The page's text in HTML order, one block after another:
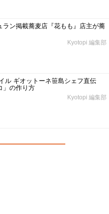
ラン掲載蕎麦店『花もも』店主が蕎
Kyotopi 編集部
ル ギオットーネ笹島シェフ直伝
」の作り方
Kyotopi 編集部